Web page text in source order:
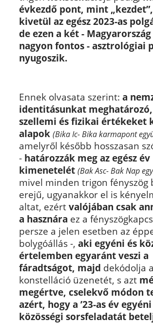
évkezdő pont, mint
kivetül az egész 2023-as
de ezen a két -
nagyon fontos - asztrológiai
nyugoszik.
Ennek olvasata szerint: a
identitásunkat
szellemi és fizikai értékeket
alapok (Bika Ic- Bika karmapont
amelyről később hosszasan
- határozzák meg az egész év
kimenetelét (Bak Asc- Bak Nap
mivel minden trigon fényszög
erejű, ugyanakkor el is
altat, ezért valójában csak
a hasznára ez a
persze a jelen esetben az
bolygóállás -, aki egyéni és
értelemben egyaránt veszi a
fáradtságot, majd dekódolja
konstelláció üzenetét, s azt
megértve, cselekvő módon
azért, hogy a ’23-as év
közösségi sorsfeladatát